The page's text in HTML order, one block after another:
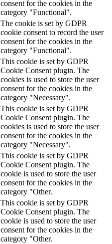
consent for the cookies in the
category "Functional".
The cookie is set by GDPR
cookie consent to record the user
consent for the cookies in the
category "Functional".
This cookie is set by GDPR
Cookie Consent plugin. The
cookies is used to store the user
consent for the cookies in the
category "Necessary".
This cookie is set by GDPR
Cookie Consent plugin. The
cookies is used to store the user
consent for the cookies in the
category "Necessary".
This cookie is set by GDPR
Cookie Consent plugin. The
cookie is used to store the user
consent for the cookies in the
category "Other.
This cookie is set by GDPR
Cookie Consent plugin. The
cookie is used to store the user
consent for the cookies in the
category "Other.